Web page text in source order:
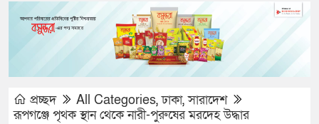
প্রচ্ছদ All Categories,ঢাকা,সারাদেশ
রূপগঞ্জে পৃথক স্থান থেকে নারী-পুরুষের মরদেহ উদ্ধার